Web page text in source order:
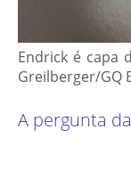
Endrick é capa
Greilberger/GQ
A pergunta